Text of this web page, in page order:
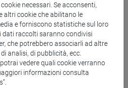
di vigilare affinché siano
autenticità e originalità delle
nei casi in cui vi
irregolare,
un ulteriore
necessari. Se acconsenti,
altri cookie che abilitano le
e forniscono statistiche sul loro
dati raccolti saranno condivisi
che potrebbero associarli ad altre
analisi, di pubblicità, ecc.
vedere quali cookie verranno
informazioni consulta